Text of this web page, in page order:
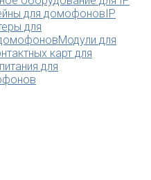
для домофоновIP
для
Модули для
карт для
для